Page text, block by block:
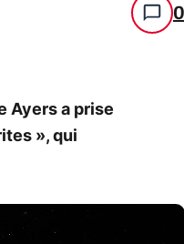
0
Ayers a prise
», qui